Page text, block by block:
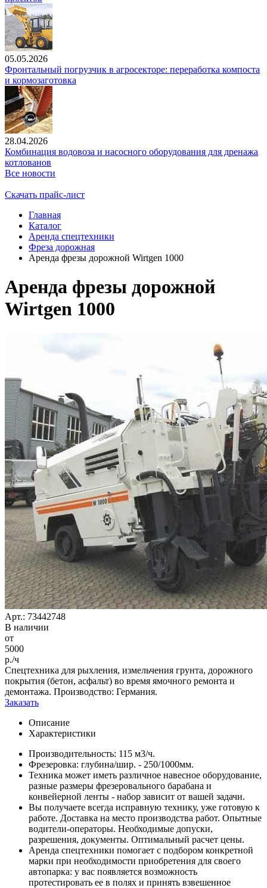
05.05.2026
Фронтальный погрузчик в агросекторе: переработка компоста
и кормозаготовка
28.04.2026
Комбинация водовоза и насосного оборудования для дренажа
котлованов
Все новости
Скачать прайс-лист
Главная
Каталог
Аренда спецтехники
Фреза дорожная
Аренда фрезы дорожной Wirtgen 1000
Аренда фрезы дорожной
Wirtgen 1000
Арт.: 73442748
В наличии
от
5000
р./ч
Спецтехника для рыхления, измельчения грунта, дорожного
покрытия (бетон, асфальт) во время ямочного ремонта и
демонтажа. Производство: Германия.
Заказать
Описание
Характеристики
Производительность: 115 м3/ч.
Фрезеровка: глубина/шир. - 250/1000мм.
Техника может иметь различное навесное оборудование,
разные размеры фрезеровального барабана и
конвейерной ленты - набор зависит от вашей задачи.
Вы получаете всегда исправную технику, уже готовую к
работе. Доставка на место производства работ. Опытные
водители-операторы. Необходимые допуски,
разрешения, документы. Оптимальный расчет цены.
Аренда спецтехники помогает с подбором конкретной
марки при необходимости приобретения для своего
автопарка: у вас появляется возможность
протестировать ее в полях и принять взвешенное